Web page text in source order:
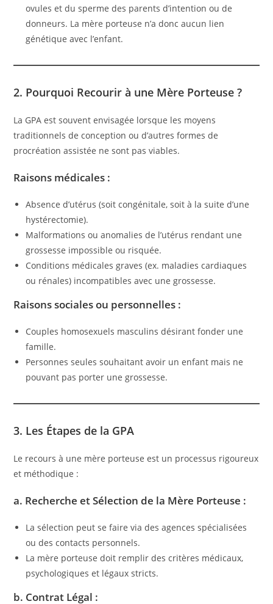
ovules et du sperme des parents d’intention ou de
donneurs. La mère porteuse n’a donc aucun lien
génétique avec l’enfant.
2. Pourquoi Recourir à une Mère Porteuse ?
La GPA est souvent envisagée lorsque les moyens
traditionnels de conception ou d’autres formes de
procréation assistée ne sont pas viables.
Raisons médicales :
Absence d’utérus (soit congénitale, soit à la suite d’une
hystérectomie).
Malformations ou anomalies de l’utérus rendant une
grossesse impossible ou risquée.
Conditions médicales graves (ex. maladies cardiaques
ou rénales) incompatibles avec une grossesse.
Raisons sociales ou personnelles :
Couples homosexuels masculins désirant fonder une
famille.
Personnes seules souhaitant avoir un enfant mais ne
pouvant pas porter une grossesse.
3. Les Étapes de la GPA
Le recours à une mère porteuse est un processus rigoureux
et méthodique :
a. Recherche et Sélection de la Mère Porteuse :
La sélection peut se faire via des agences spécialisées
ou des contacts personnels.
La mère porteuse doit remplir des critères médicaux,
psychologiques et légaux stricts.
b. Contrat Légal :